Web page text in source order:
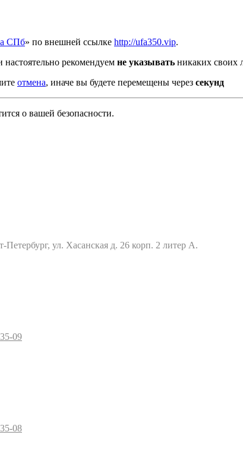
СПб» по внешней ссылке http://ufa350.vip.
настоятельно рекомендуем не указывать никаких своих
отмена, иначе вы будете перемещены через секунд
о вашей безопасности.
Петербург, ул. Хасанская д. 26 корп. 2 литер А.
09
08